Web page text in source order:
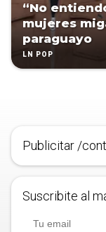
“No
mujeres
paraguayo
LN POP
Publicitar /
Suscribite al